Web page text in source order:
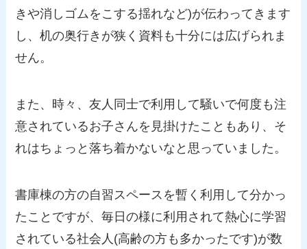
きや消しゴムをこする揺れなど)が伝わってきます
し、机の奥行きが狭く資料も十分には広げられま
せん。
また、時々、友人同士で利用して騒いで何度も注
意されているお子さんを見掛けたこともあり、そ
れはちょっと落ち着かないなと思っていました。
書庫棟の方の自習スペースを暫く利用して分かっ
たことですが、毎日の様に利用されて熱心に学習
されている社会人(高齢の方も多かったです)が数